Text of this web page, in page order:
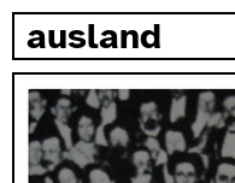
zum inhalt springen
ausland